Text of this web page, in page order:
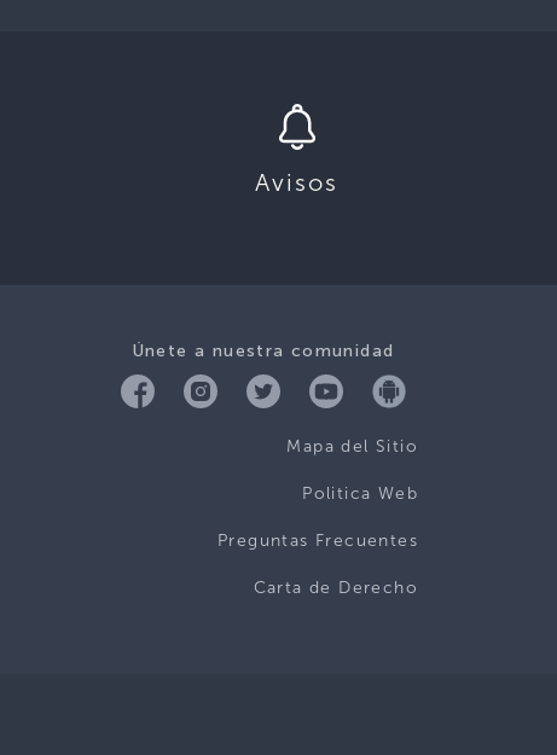
Avisos
Únete a nuestra comunidad
Mapa del Sitio
Politica Web
Preguntas Frecuentes
Carta de Derecho